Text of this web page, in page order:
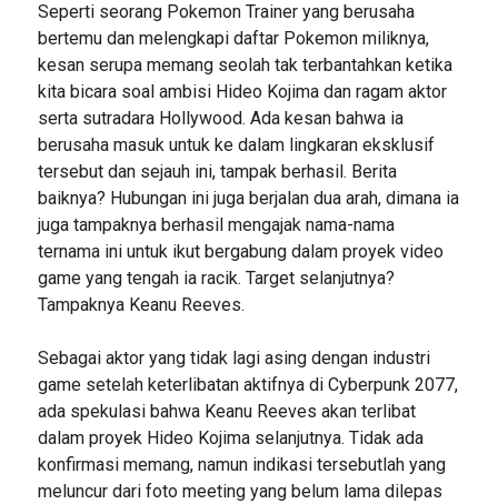
Seperti seorang Pokemon Trainer yang berusaha
bertemu dan melengkapi daftar Pokemon miliknya,
kesan serupa memang seolah tak terbantahkan ketika
kita bicara soal ambisi Hideo Kojima dan ragam aktor
serta sutradara Hollywood. Ada kesan bahwa ia
berusaha masuk untuk ke dalam lingkaran eksklusif
tersebut dan sejauh ini, tampak berhasil. Berita
baiknya? Hubungan ini juga berjalan dua arah, dimana ia
juga tampaknya berhasil mengajak nama-nama
ternama ini untuk ikut bergabung dalam proyek video
game yang tengah ia racik. Target selanjutnya?
Tampaknya Keanu Reeves.
Sebagai aktor yang tidak lagi asing dengan industri
game setelah keterlibatan aktifnya di Cyberpunk 2077,
ada spekulasi bahwa Keanu Reeves akan terlibat
dalam proyek Hideo Kojima selanjutnya. Tidak ada
konfirmasi memang, namun indikasi tersebutlah yang
meluncur dari foto meeting yang belum lama dilepas